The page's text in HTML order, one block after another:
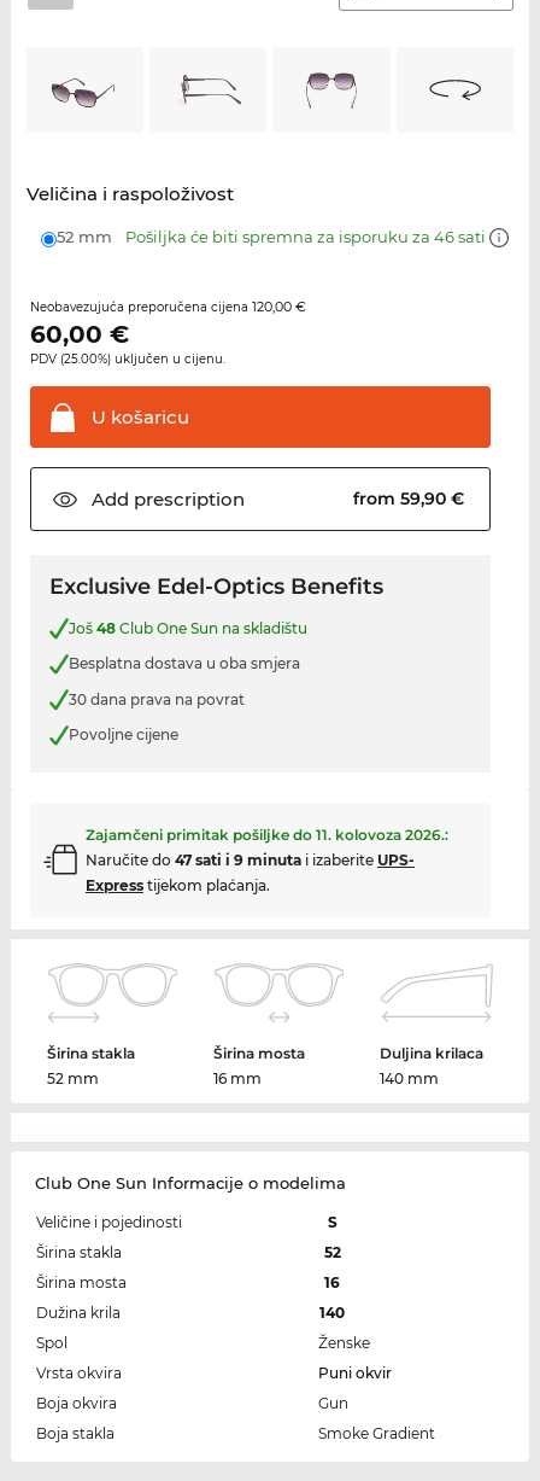
Veličina i raspoloživost
52 mm Pošiljka će biti spremna za isporuku za 46 sati
Neobavezujuća preporučena cijena 120,00 €
60,00 €
PDV (25.00%) uključen u cijenu.
U košaricu
Add prescription from 59,90 €
Exclusive Edel-Optics Benefits
Još 48Club One Sun na skladištu
Besplatna dostava u oba smjera
30 dana prava na povrat
Povoljne cijene
Zajamčeni primitak pošiljke do 11. kolovoza 2026.:
Naručite do 47 sati i 9 minutai izaberite UPS-
Expresstijekom plaćanja.
Širina stakla
52 mm
Širina mosta
16 mm
Duljina krilaca
140 mm
Club One Sun Informacije o modelima
Veličine i pojedinosti
S
Širina stakla
52
Širina mosta
16
Dužina krila
140
Spol
Ženske
Vrsta okvira
Puni okvir
Boja okvira
Gun
Boja stakla
Smoke Gradient